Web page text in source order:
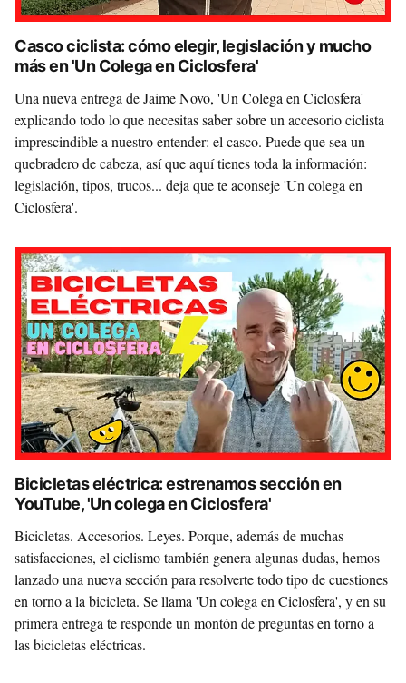
Casco ciclista: cómo elegir, legislación y mucho
más en 'Un Colega en Ciclosfera'
Una nueva entrega de Jaime Novo, 'Un Colega en Ciclosfera'
explicando todo lo que necesitas saber sobre un accesorio ciclista
imprescindible a nuestro entender: el casco. Puede que sea un
quebradero de cabeza, así que aquí tienes toda la información:
legislación, tipos, trucos... deja que te aconseje 'Un colega en
Ciclosfera'.
Bicicletas eléctrica: estrenamos sección en
YouTube, 'Un colega en Ciclosfera'
Bicicletas. Accesorios. Leyes. Porque, además de muchas
satisfacciones, el ciclismo también genera algunas dudas, hemos
lanzado una nueva sección para resolverte todo tipo de cuestiones
en torno a la bicicleta. Se llama 'Un colega en Ciclosfera', y en su
primera entrega te responde un montón de preguntas en torno a
las bicicletas eléctricas.